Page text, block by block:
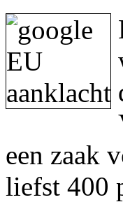
een zaak
liefst 400